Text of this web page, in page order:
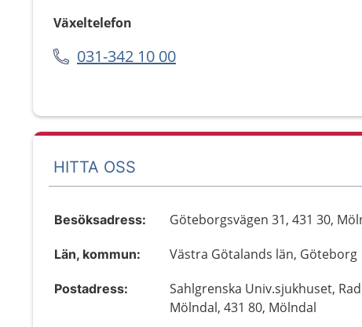
Växeltelefon
031-342 10 00
HITTA OSS
Besöksadress: Göteborgsvägen 31, 431 30,
Län, kommun: Västra Götalands län, Göteborg
Postadress:
Sahlgrenska Univ.sjukhuset,
Mölndal, 431 80, Mölndal